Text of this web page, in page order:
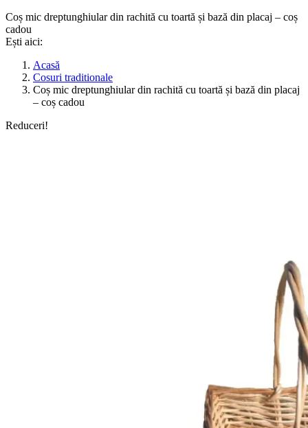
Coș mic dreptunghiular din rachită cu toartă și bază din placaj – coș
cadou
Ești aici:
Acasă
Cosuri traditionale
Coș mic dreptunghiular din rachită cu toartă și bază din placaj
– coș cadou
Reduceri!